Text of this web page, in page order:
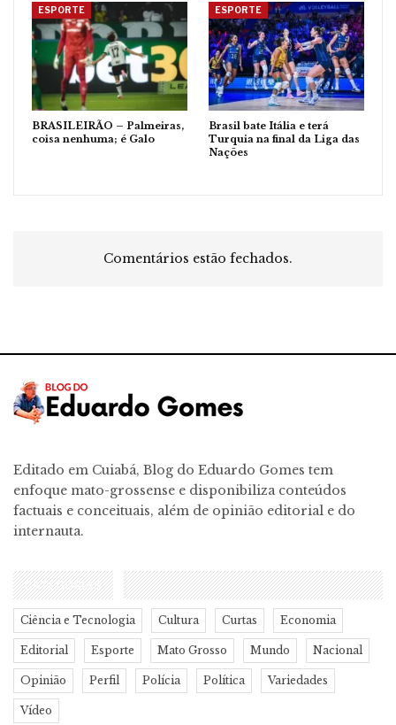
ESPORTE
BRASILEIRÃO – Palmeiras,
coisa nenhuma; é Galo
ESPORTE
Brasil bate Itália e terá
Turquia na final da Liga das
Nações
Comentários estão fechados.
Editado em Cuiabá, Blog do Eduardo Gomes tem
enfoque mato-grossense e disponibiliza conteúdos
factuais e conceituais, além de opinião editorial e do
internauta.
CATEGORIAS
Ciência e Tecnologia Cultura Curtas Economia
Editorial Esporte Mato Grosso Mundo Nacional
Opinião Perfil Polícia Política Variedades
Vídeo